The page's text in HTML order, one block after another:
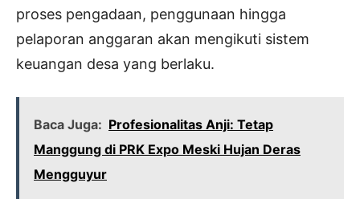
proses pengadaan, penggunaan hingga
pelaporan anggaran akan mengikuti sistem
keuangan desa yang berlaku.
Baca Juga: Profesionalitas Anji: Tetap
Manggung di PRK Expo Meski Hujan Deras
Mengguyur